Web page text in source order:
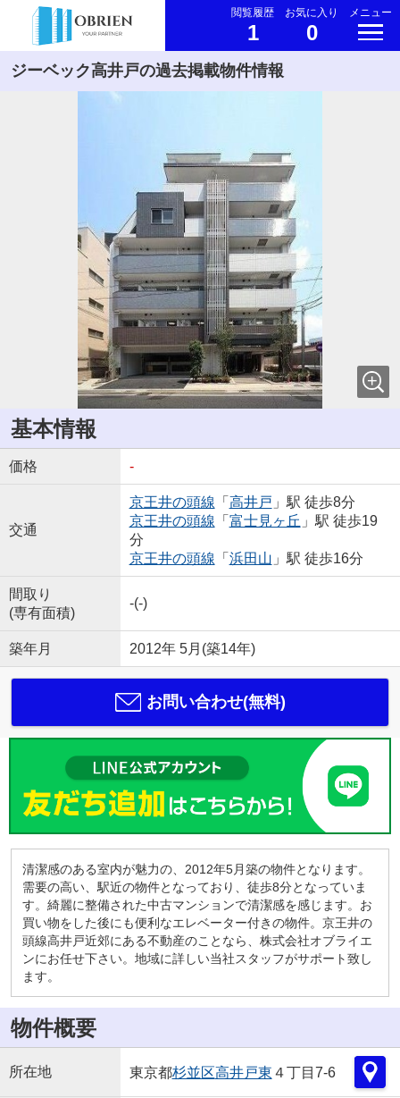
閲覧履歴
1
お気に入り
0
メニュー
ジーベック高井戸の過去掲載物件情報
基本情報
価格 -
交通
京王井の頭線 「 高井戸 」駅 徒歩8分
京王井の頭線 「 富士見ヶ丘 」駅 徒歩19
分
京王井の頭線 「 浜田山 」駅 徒歩16分
間取り
(専有面積)
-(-)
築年月 2012年 5月(築14年)
お問い合わせ(無料)
清潔感のある室内が魅力の、2012年5月築の物件となります。
需要の高い、駅近の物件となっており、徒歩8分となっていま
す。綺麗に整備された中古マンションで清潔感を感じます。お
買い物をした後にも便利なエレベーター付きの物件。京王井の
頭線高井戸近郊にある不動産のことなら、株式会社オブライエ
ンにお任せ下さい。地域に詳しい当社スタッフがサポート致し
ます。
物件概要
所在地 東京都杉並区高井戸東 ４丁目7-6